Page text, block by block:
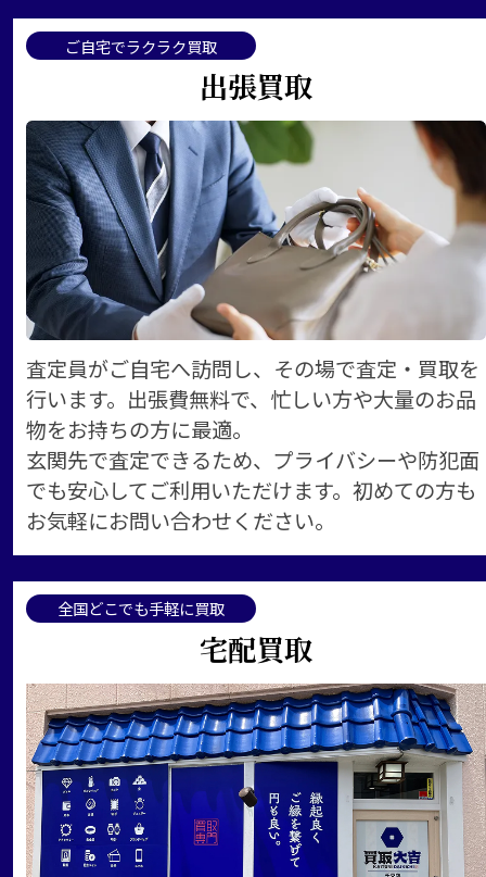
ご自宅でラクラク買取
出張買取
査定員がご自宅へ訪問し、その場で査定・買取を
行います。出張費無料で、忙しい方や大量のお品
物をお持ちの方に最適。
玄関先で査定できるため、プライバシーや防犯面
でも安心してご利用いただけます。初めての方も
お気軽にお問い合わせください。
全国どこでも手軽に買取
宅配買取